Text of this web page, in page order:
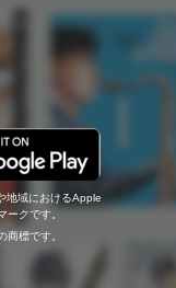
地域におけるApple
クです。
標です。